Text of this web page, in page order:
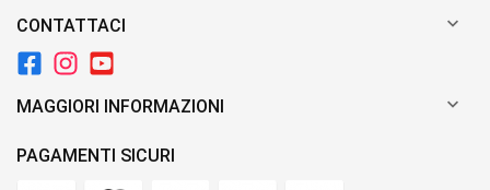
CONTATTACI 
MAGGIORI INFORMAZIONI 
PAGAMENTI SICURI